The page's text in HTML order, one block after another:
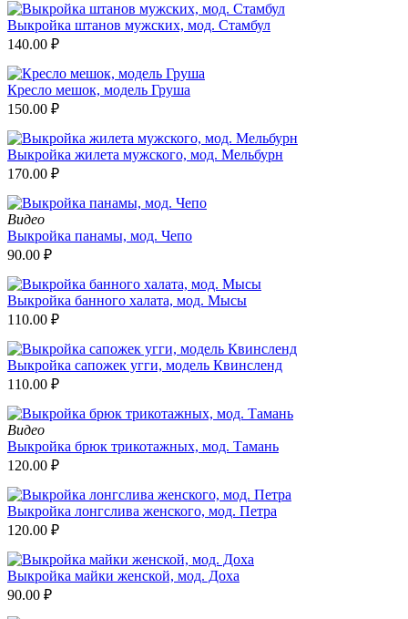
Выкройка штанов мужских, мод. Стамбул
140.00 ₽
Кресло мешок, модель Груша
150.00 ₽
Выкройка жилета мужского, мод. Мельбурн
170.00 ₽
Видео
Выкройка панамы, мод. Чепо
90.00 ₽
Выкройка банного халата, мод. Мысы
110.00 ₽
Выкройка сапожек угги, модель Квинсленд
110.00 ₽
Видео
Выкройка брюк трикотажных, мод. Тамань
120.00 ₽
Выкройка лонгслива женского, мод. Петра
120.00 ₽
Выкройка майки женской, мод. Доха
90.00 ₽